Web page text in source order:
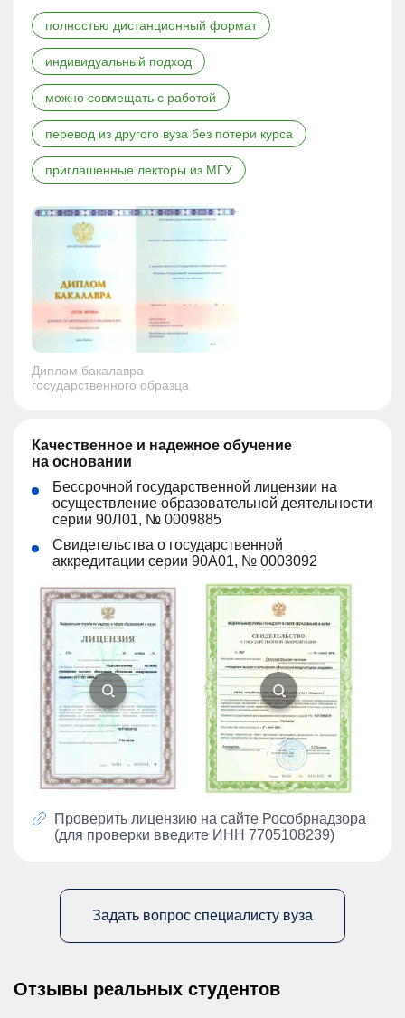
полностью дистанционный формат
индивидуальный подход
можно совмещать с работой
перевод из другого вуза без потери курса
приглашенные лекторы из МГУ
Диплом бакалавра
государственного образца
Качественное и надежное обучение
на основании
Бессрочной государственной лицензии на
осуществление образовательной деятельности
серии 90Л01, № 0009885
Свидетельства о государственной
аккредитации серии 90А01, № 0003092
Проверить лицензию на сайте Рособрнадзора
(для проверки введите ИНН 7705108239)
Задать вопрос специалисту вуза
Отзывы реальных студентов